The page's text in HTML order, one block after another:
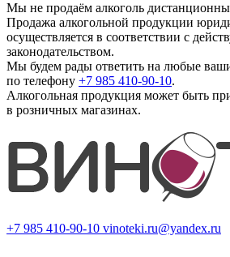
Мы не продаём алкоголь
Продажа алкогольной продукции
осуществляется в соответствии с
законодательством.
Мы будем рады ответить на любые
по телефону +7 985 410-90-10.
Алкогольная продукция может быть
в розничных магазинах.
+7 985 410-90-10 vinoteki.ru@yandex.ru